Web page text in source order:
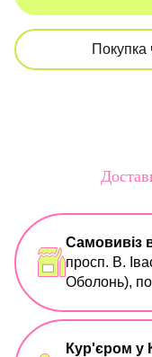
Покупка
Самовивіз
просп. В.
Оболонь),
Кур'єром у